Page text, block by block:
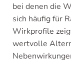
bei denen die
sich häufig für
Wirkprofile
wertvolle